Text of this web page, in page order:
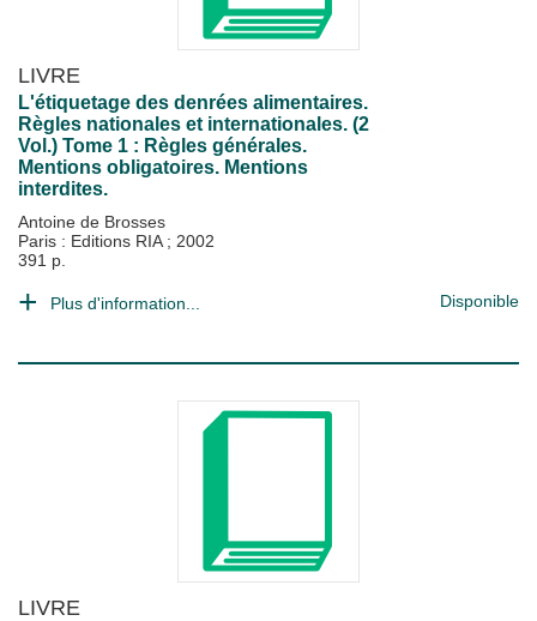
LIVRE
L'étiquetage des denrées alimentaires.
Règles nationales et internationales. (2
Vol.) Tome 1 : Règles générales.
Mentions obligatoires. Mentions
interdites.
Antoine de Brosses
Paris : Editions RIA ; 2002
391 p.
Plus d'information... Disponible
LIVRE